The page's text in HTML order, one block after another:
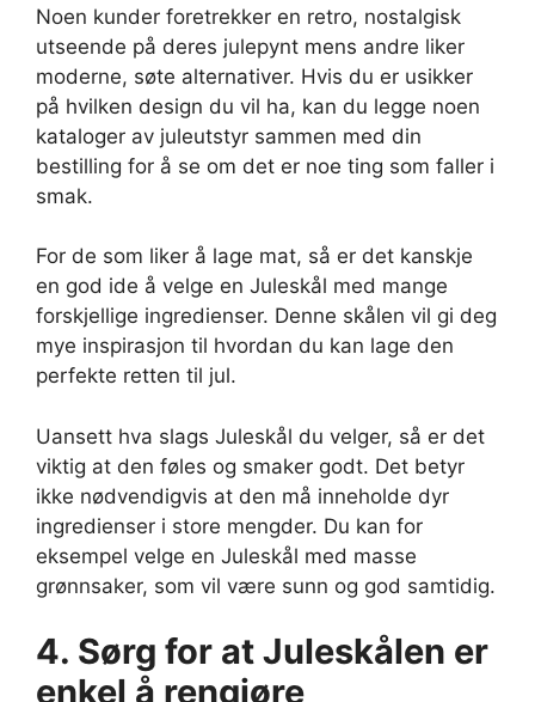
Noen kunder foretrekker en retro, nostalgisk
utseende på deres julepynt mens andre liker
moderne, søte alternativer. Hvis du er usikker
på hvilken design du vil ha, kan du legge noen
kataloger av juleutstyr sammen med din
bestilling for å se om det er noe ting som faller i
smak.
For de som liker å lage mat, så er det kanskje
en god ide å velge en Juleskål med mange
forskjellige ingredienser. Denne skålen vil gi deg
mye inspirasjon til hvordan du kan lage den
perfekte retten til jul.
Uansett hva slags Juleskål du velger, så er det
viktig at den føles og smaker godt. Det betyr
ikke nødvendigvis at den må inneholde dyr
ingredienser i store mengder. Du kan for
eksempel velge en Juleskål med masse
grønnsaker, som vil være sunn og god samtidig.
4. Sørg for at Juleskålen er
enkel å rengjøre